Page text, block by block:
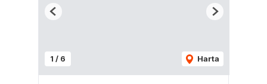
1 / 6 Harta
Previous Next